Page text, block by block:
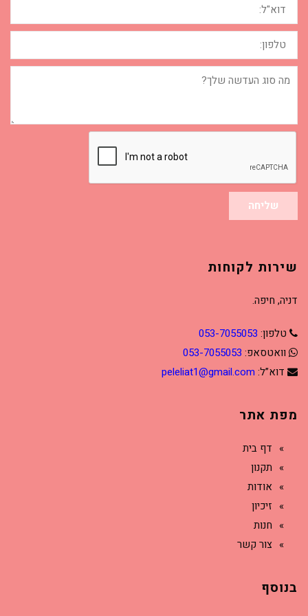
טלפון:
מה
סוג
שליחה
שירות לקוחות
דניה, חיפה.
טלפון: 053-7055053
וואטסאפ: 053-7055053
דוא”ל: peleliat1@gmail.com
מפת אתר
דף בית
תקנון
אודות
זיכיון
חנות
צור קשר
בנוסף